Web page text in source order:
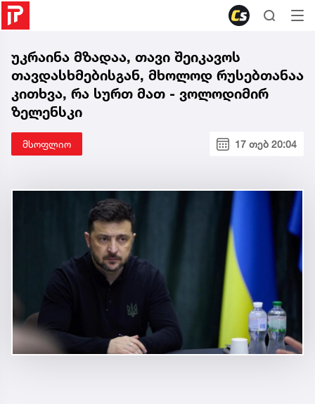
უკრაინა მზადაა, თავი შეიკავოს
თავდასხმებისგან, მხოლოდ რუსებთანაა
კითხვა, რა სურთ მათ - ვოლოდიმირ
ზელენსკი
მსოფლიო 17 თებ 20:04